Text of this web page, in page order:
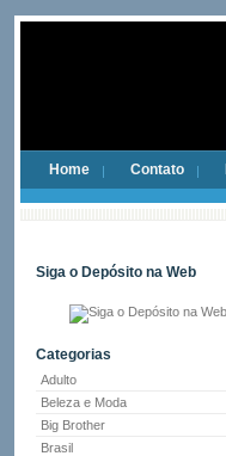
Home Contato
Siga o Depósito na Web
Categorias
Adulto
Beleza e Moda
Big Brother
Brasil